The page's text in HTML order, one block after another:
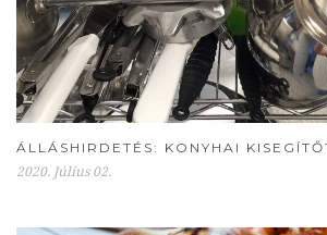
ÁLLÁSHIRDETÉS: KONYHAI
2020. Július 02.